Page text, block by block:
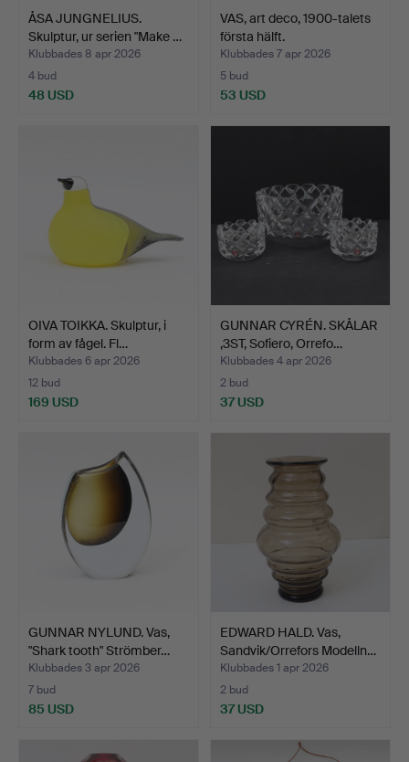
ÅSA JUNGNELIUS.
Skulptur, ur serien "Make …
Klubbades 8 apr 2026
4 bud
48 USD
VAS, art deco, 1900-talets
första hälft.
Klubbades 7 apr 2026
5 bud
53 USD
OIVA TOIKKA. Skulptur, i
form av fågel. Fl…
Klubbades 6 apr 2026
12 bud
169 USD
GUNNAR CYRÉN. SKÅLAR
,3ST, Sofiero, Orrefo…
Klubbades 4 apr 2026
2 bud
37 USD
GUNNAR NYLUND. Vas,
"Shark tooth" Strömber…
Klubbades 3 apr 2026
7 bud
85 USD
EDWARD HALD. Vas,
Sandvik/Orrefors Modelln…
Klubbades 1 apr 2026
2 bud
37 USD